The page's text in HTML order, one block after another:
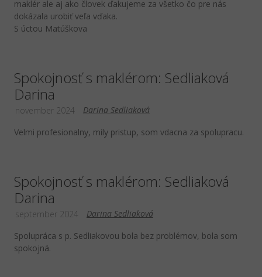
maklér ale aj ako človek ďakujeme za všetko čo pre nás
dokázala urobiť veľa vďaka.
S úctou Matúškova
Spokojnosť s maklérom: Sedliaková
Darina
Darina Sedliaková
november 2024
Velmi profesionalny, mily pristup, som vdacna za spolupracu.
Spokojnosť s maklérom: Sedliaková
Darina
Darina Sedliaková
september 2024
Spolupráca s p. Sedliakovou bola bez problémov, bola som
spokojná.